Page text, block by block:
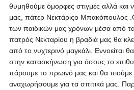
θυμηθούμε όμορφες στιγμές αλλά και
μας, πάτερ Nεκτάριςο Μπακόπουλος
των παιδικών μας χρόνων μέσα από
πατρός Νεκταρίου η βραδιά μας θα
από το νυχτερινό μαγκάλι. Εννοείται
στην κατασκήνωση για όσους το
πάρουμε το πρωινό μας και θα πιούμε
αναχωρήσουμε για τα σπιτικά μας.